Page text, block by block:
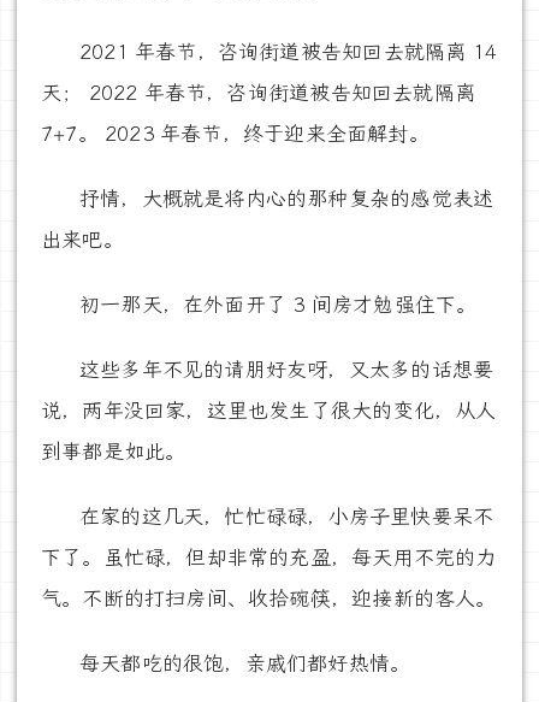
2021 年春节，咨询街道被告知回去就隔离 14
天； 2022 年春节，咨询街道被告知回去就隔离
7+7。 2023 年春节，终于迎来全面解封。
抒情，大概就是将内心的那种复杂的感觉表述
出来吧。
初一那天，在外面开了 3 间房才勉强住下。
这些多年不见的请朋好友呀，又太多的话想要
说，两年没回家，这里也发生了很大的变化，从人
到事都是如此。
在家的这几天，忙忙碌碌，小房子里快要呆不
下了。虽忙碌，但却非常的充盈，每天用不完的力
气。不断的打扫房间、收拾碗筷，迎接新的客人。
每天都吃的很饱，亲戚们都好热情。